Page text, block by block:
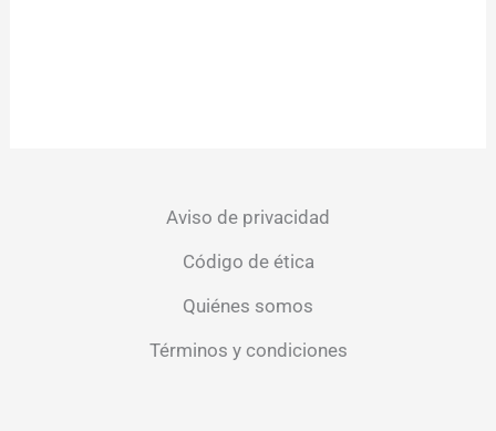
Aviso de privacidad
Código de ética
Quiénes somos
Términos y condiciones